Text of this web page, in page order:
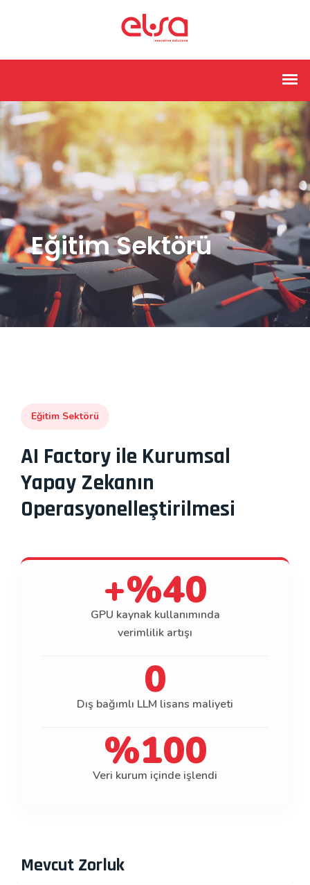
Eğitim Sektörü
Eğitim Sektörü
AI Factory ile Kurumsal
Yapay Zekanın
Operasyonelleştirilmesi
+%40
GPU kaynak kullanımında
verimlilik artışı
0
Dış bağımlı LLM lisans maliyeti
%100
Veri kurum içinde işlendi
Mevcut Zorluk